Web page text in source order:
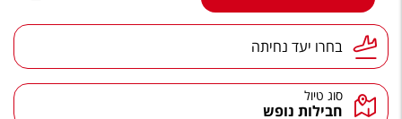
מלונות באילת
טיולים מאורגנים
סגנונות טיול
יעד נחיתהבחרו יעד נחיתה
סוג טיול
חבילות נופש